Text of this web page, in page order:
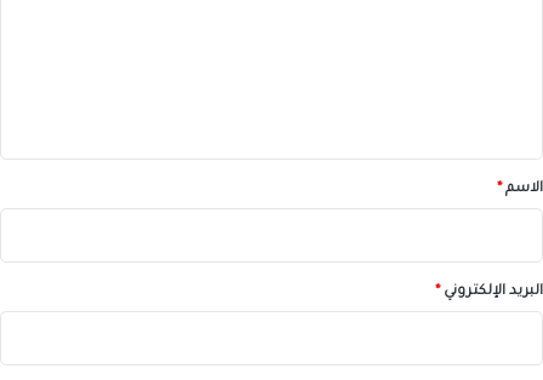
*الاسم*
البريد الإلكتروني*